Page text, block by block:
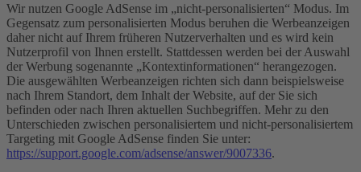
Wir nutzen Google AdSense im „nicht-personalisierten“ Modus. Im
Gegensatz zum personalisierten Modus beruhen die Werbeanzeigen
daher nicht auf Ihrem früheren Nutzerverhalten und es wird kein
Nutzerprofil von Ihnen erstellt. Stattdessen werden bei der Auswahl
der Werbung sogenannte „Kontextinformationen“ herangezogen.
Die ausgewählten Werbeanzeigen richten sich dann beispielsweise
nach Ihrem Standort, dem Inhalt der Website, auf der Sie sich
befinden oder nach Ihren aktuellen Suchbegriffen. Mehr zu den
Unterschieden zwischen personalisiertem und nicht-personalisiertem
Targeting mit Google AdSense finden Sie unter:
https://support.google.com/adsense/answer/9007336.